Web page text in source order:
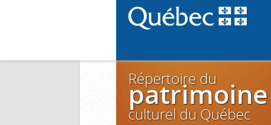
Répertoire du
patrimoine
culturel du Québec